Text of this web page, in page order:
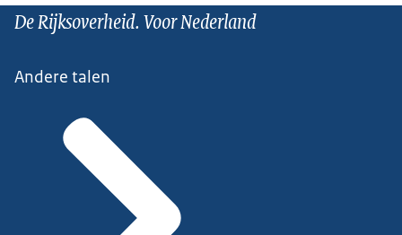
De Rijksoverheid. Voor Nederland
Andere talen